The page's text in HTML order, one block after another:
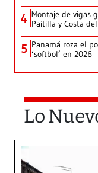
4 Montaje de vigas
Paitilla y Costa
5 Panamá roza el
‘softbol’ en 2026
Lo